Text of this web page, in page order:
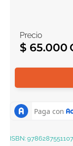
Precio
$ 65.000
ISBN: 9786287551107